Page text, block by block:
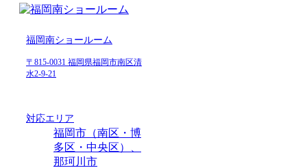
福岡南ショールーム
〒815-0031 福岡県福岡市南区清
水2-9-21
対応エリア
福岡市（南区・博
多区・中央区）、
那珂川市